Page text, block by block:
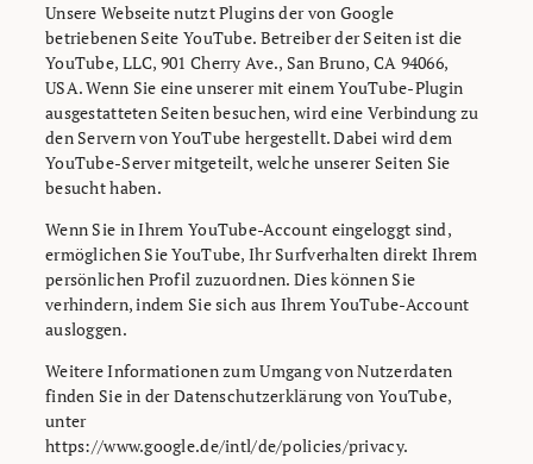
Unsere Webseite nutzt Plugins der von Google
betriebenen Seite YouTube. Betreiber der Seiten ist die
YouTube, LLC, 901 Cherry Ave., San Bruno, CA 94066,
USA. Wenn Sie eine unserer mit einem YouTube-Plugin
ausgestatteten Seiten besuchen, wird eine Verbindung zu
den Servern von YouTube hergestellt. Dabei wird dem
YouTube-Server mitgeteilt, welche unserer Seiten Sie
besucht haben.
Wenn Sie in Ihrem YouTube-Account eingeloggt sind,
ermöglichen Sie YouTube, Ihr Surfverhalten direkt Ihrem
persönlichen Profil zuzuordnen. Dies können Sie
verhindern, indem Sie sich aus Ihrem YouTube-Account
ausloggen.
Weitere Informationen zum Umgang von Nutzerdaten
finden Sie in der Datenschutzerklärung von YouTube,
unter
https://www.google.de/intl/de/policies/privacy.